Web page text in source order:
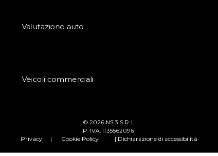
Valutazione auto
Veicoli commerciali
© 2026 NS 3 S.R.L.
P. IVA: 11355620961
Privacy
| Cookie Policy | Dichiarazione di accessibilità